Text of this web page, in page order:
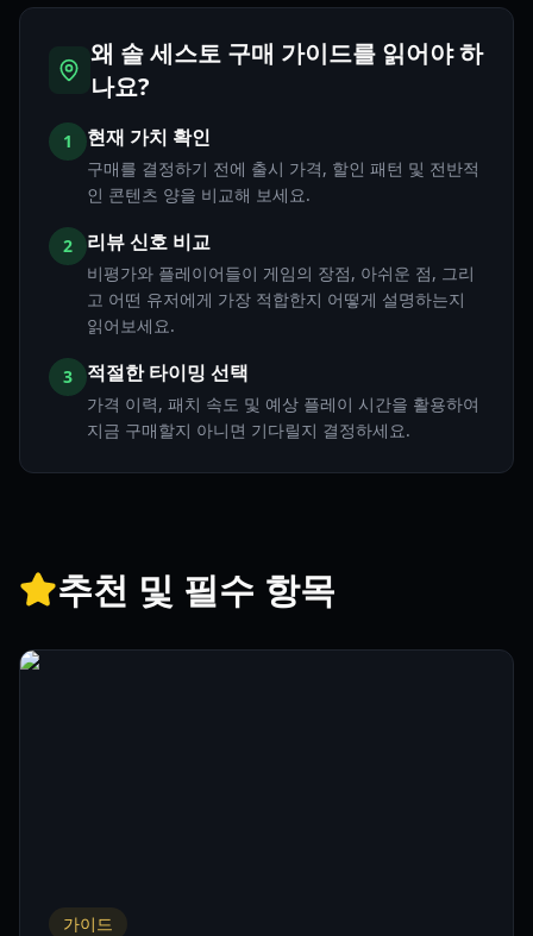
왜 솔 세스토 구매 가이드를 읽어야 하
나요?
1 현재 가치 확인
구매를 결정하기 전에 출시 가격, 할인 패턴 및 전반적
인 콘텐츠 양을 비교해 보세요.
2 리뷰 신호 비교
비평가와 플레이어들이 게임의 장점, 아쉬운 점, 그리
고 어떤 유저에게 가장 적합한지 어떻게 설명하는지
읽어보세요.
3 적절한 타이밍 선택
가격 이력, 패치 속도 및 예상 플레이 시간을 활용하여
지금 구매할지 아니면 기다릴지 결정하세요.
추천 및 필수 항목
가이드